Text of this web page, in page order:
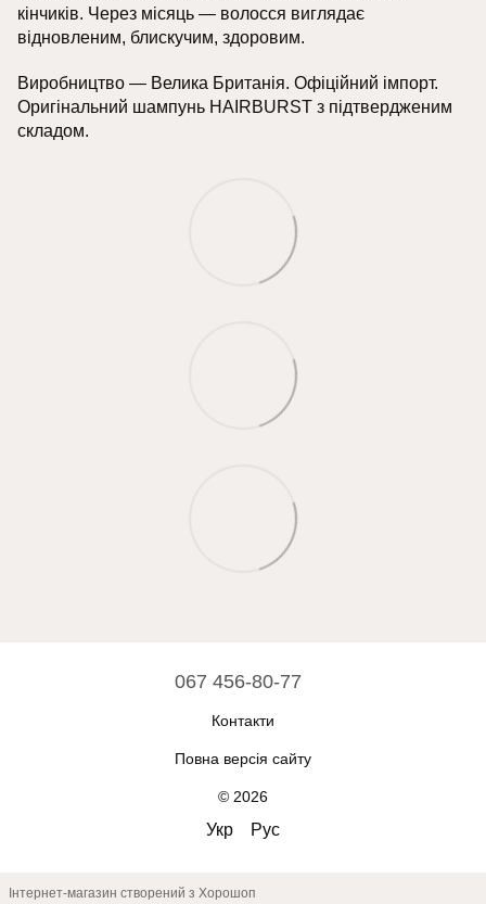
кінчиків. Через місяць — волосся виглядає
відновленим, блискучим, здоровим.
Виробництво — Велика Британія. Офіційний імпорт.
Оригінальний шампунь HAIRBURST з підтвердженим
складом.
067 456-80-77
Контакти
Повна версія сайту
© 2026
Укр Рус
Інтернет-магазин створений з Хорошоп